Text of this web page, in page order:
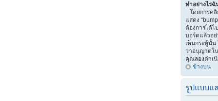
ทำอย่างไรฉั
โดยการคลิ
แสดง
ต้องการได้
บอร์ดแล้วอ
เห็นกระทู้นั้
ว่าอนุญาตใ
คุณลองดำเ
ข้างบน
รูปแบบแ